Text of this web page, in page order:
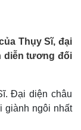
Thụy Sĩ, đại
diễn tương đối
Đại diện châu
giành ngôi nhất